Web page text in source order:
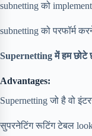
subnetting को
subnetting को परफॉर्म
Supernetting में हम छोटे
Advantages:
Supernetting जो है वो
सुपरनेटिंग रूटिंग टेबल